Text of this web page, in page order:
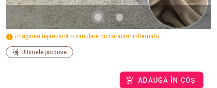
imaginea reprezintă o simulare cu caracter informativ.
Ultimele produse
ADAUGĂ ÎN COȘ